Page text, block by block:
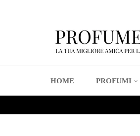
HOME PROFUMI